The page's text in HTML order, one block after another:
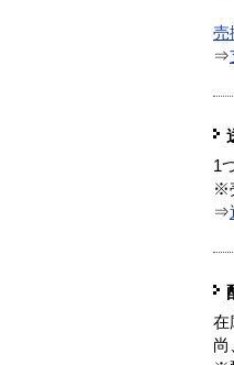
売
⇒
1
※
⇒
在
尚